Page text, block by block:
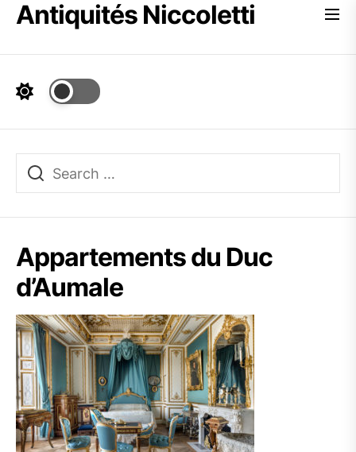
SkipAntiquités Niccoletti
Appartements du Duc
d’Aumale